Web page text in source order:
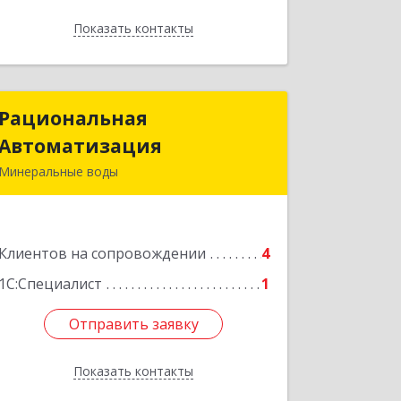
Показать контакты
Назад
воды
на сопровождении
4
1
Отправить заявку
Показать контакты
Рациональная
Автоматизация
домовладение № 9, корпус 1
Отправить заявку
Назад